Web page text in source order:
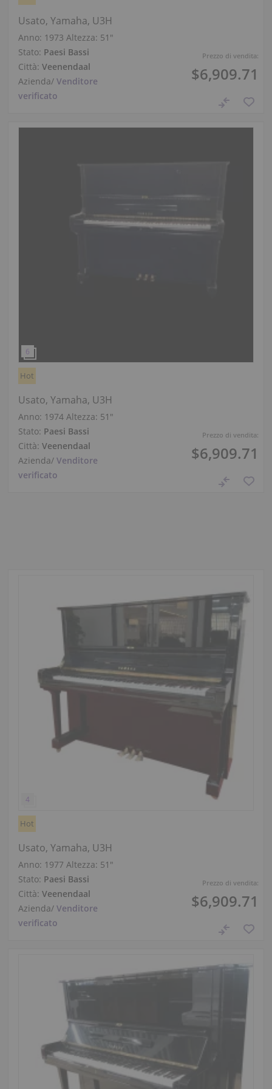
Prezzo di vendita:
$6,909.71
Usato, Yamaha, U3H
Anno: 1973 Altezza: 51″
Stato: Paesi Bassi
Città: Veenendaal
Azienda/ Venditore
verificato
Prezzo di vendita:
$6,909.71
Hot
Usato, Yamaha, U3H
Anno: 1974 Altezza: 51″
Stato: Paesi Bassi
Città: Veenendaal
Azienda/ Venditore
verificato
Prezzo di vendita:
$6,909.71
Hot
Usato, Yamaha, U3H
Anno: 1977 Altezza: 51″
Stato: Paesi Bassi
Città: Veenendaal
Azienda/ Venditore
verificato